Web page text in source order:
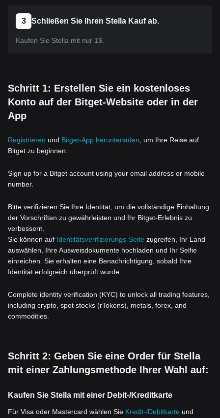
3 Schließen Sie Ihren Stella Kauf ab.
Kaufen Sie Stella mit nur 1$.
Schritt 1: Erstellen Sie ein kostenloses
Konto auf der Bitget-Website oder in der
App
Registrieren und Bitget-App herunterladen , um Ihre Reise auf
Bitget zu beginnen.
Sign up for a Bitget account using your email address or mobile
number.
Bitte verifizieren Sie Ihre Identität, um die vollständige Einhaltung
der Vorschriften zu gewährleisten und Ihr Bitget-Erlebnis zu
verbessern.
Sie können auf Identitätsverifizierungs-Seite zugreifen, Ihr Land
auswählen, Ihre Ausweisdokumente hochladen und Ihr Selfie
einreichen. Sie erhalten eine Benachrichtigung, sobald Ihre
Identität erfolgreich überprüft wurde.
Complete identity verification (KYC) to unlock all trading features,
including crypto, spot stocks (rTokens), metals, forex, and
commodities.
Schritt 2: Geben Sie eine Order für Stella
mit einer Zahlungsmethode Ihrer Wahl auf:
Kaufen Sie Stella mit einer Debit-/Kreditkarte
Für Visa oder Mastercard wählen Sie Kredit-/Debitkarte und